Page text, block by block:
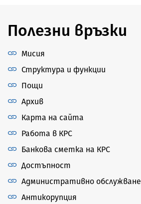
Полезни връзки
Мисия
Структура и функции
Пощи
Архив
Карта на сайта
Работа в КРС
Банкова сметка на КРС
Достъпност
Административно обслужване
Антикорупция